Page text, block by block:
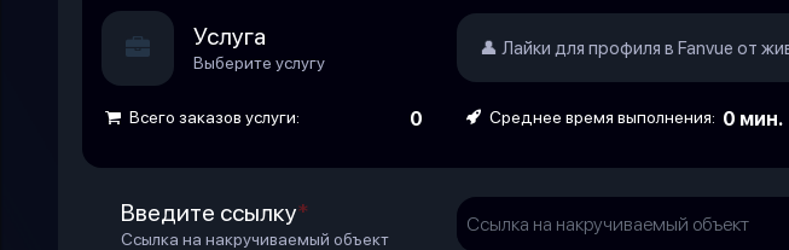
Услуга
Выберите услугу
👤 Лайки для профиля в Fanvue от
Всего заказов услуги: 0 Среднее время выполнения: 0 мин.
Введите ссылку*
Ссылка на накручиваемый объект